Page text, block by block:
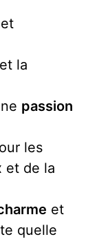
et
la
passion
les
et de la
et
quelle